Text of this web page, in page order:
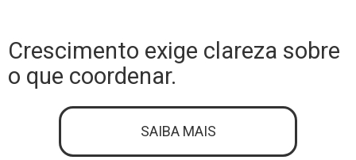
Crescimento exige clareza sobre
o que coordenar.
SAIBA MAIS